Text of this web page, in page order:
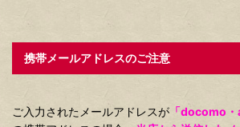
携帯メールアドレスのご注意
ご入力されたメールアドレスが 「docomo